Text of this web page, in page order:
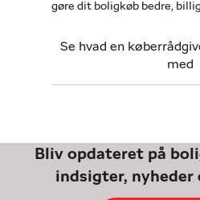
gøre dit boligkøb bedre,
Se hvad en
med
Bliv opdateret på
indsigter,